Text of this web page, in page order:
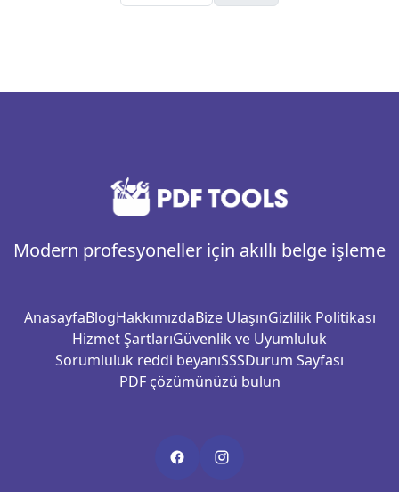
Modern profesyoneller için akıllı belge işleme
AnasayfaBlogHakkımızdaBize UlaşınGizlilik Politikası
Hizmet ŞartlarıGüvenlik ve Uyumluluk
Sorumluluk reddi beyanıSSSDurum Sayfası
PDF çözümünüzü bulun